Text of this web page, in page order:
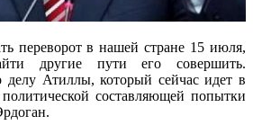
переворот в нашей стране 15 июля,
другие пути его совершить.
делу Атиллы, который сейчас идет в
составляющей попытки